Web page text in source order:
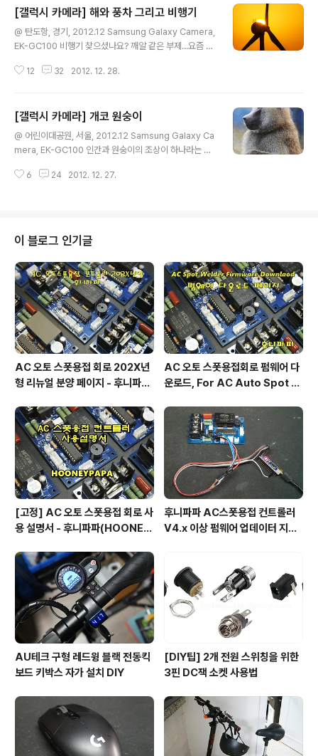
[갤럭시 카메라] 해와 풍차 그리고 비행기
@ 탄도항, 경기, 2012.12 Samsung Galaxy Camera,
EK-GC100 비행기 찾으셨나요? 깨알 같은 부제...요즘 이
해를 보면 참 좋겠지만,,, 이렇게라도 즐겨야지요. ㅎㅎ +
12 32 2012. 12. 28.
[갤럭시 카메라] 개코 원숭이
@ 어린이대공원, 서울, 2012.12 Samsung Galaxy Ca
mera, EK-GC100 인간과 원숭이의 조상이 하나라는 학
원숭이들이 다들 사람이 되려고 하지 않은 채, 지금까지 원
서 그들을 이단이라고 공격하면서 물어 죽여버렸기 때문에
끝내 진화하지 못한 것일까? - 노신(魯迅)의《아침꽃을 저
녁에 줍다(朝花夕拾)》 93쪽에서 - + 동물원에서 담은 동
물들 사진은 어째서 모두 우울한가....
6 24 2012. 12. 27.
이 블로그 인기글
AC 오토 스폿용접 회로 202X년
형 리뉴얼 분양 페이지 - 후니파파
AC 오토 스폿용접회로 펌웨어 다
운로드, For AC Auto Spot W
ad by 후니파파
[고정] AC 오토 스폿용접 회로 사
용 설명서 - 후니파파(HOONEY
후니파파 AC스폿용접 컨트롤러
V4.x 이상 펌웨어 업데이터 지그
AU테크 구형 레드윙 블랙 전동킥
보드 키박스 자가 설치 DIY
[DIY팁] 2개 전원 스위칭을 위한
3핀 DC잭 소켓 사용법